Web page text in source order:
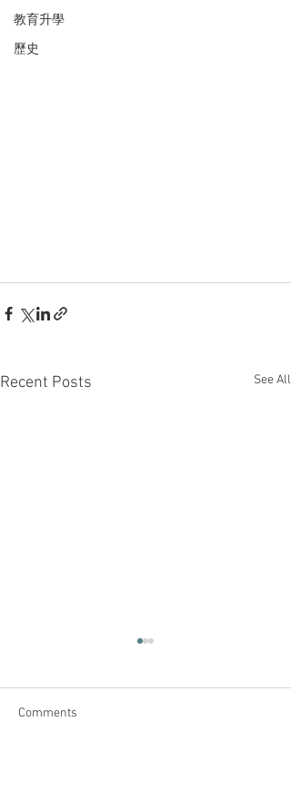
教育升學
歷史
Recent Posts See All
Comments